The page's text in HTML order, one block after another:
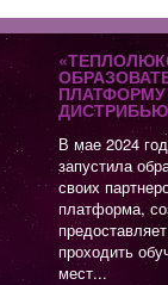
В мае 2024
запустила
своих
платформа,
проходить
мест...